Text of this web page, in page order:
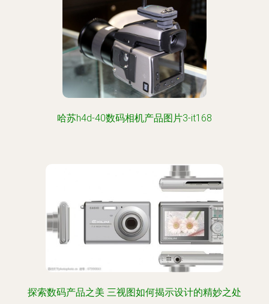
哈苏h4d-40数码相机产品图片3-it168
探索数码产品之美 三视图如何揭示设计的精妙之处